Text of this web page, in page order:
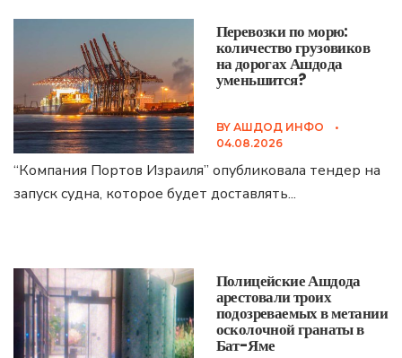
Перевозки по морю:
количество грузовиков
на дорогах Ашдода
уменьшится?
BY АШДОД ИНФО
•
04.08.2026
“Компания Портов Израиля” опубликовала тендер на
запуск судна, которое будет доставлять...
Полицейские Ашдода
арестовали троих
подозреваемых в метании
осколочной гранаты в
Бат-Яме